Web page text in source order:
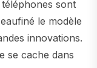
sont
le modèle
innovations.
se cache dans